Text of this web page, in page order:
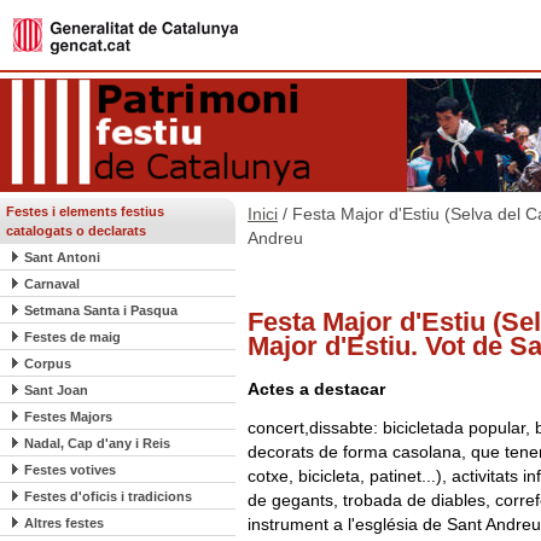
Festes i elements festius
catalogats o declarats
Sant Antoni
Carnaval
Setmana Santa i Pasqua
Festes de maig
Corpus
Sant Joan
Festes Majors
Nadal, Cap d'any i Reis
Festes votives
Festes d'oficis i tradicions
Altres festes
Inici / Festa Major d'Estiu (Selva del
Andreu
Festa Major d'Estiu
Major d'Estiu. Vot de
Actes a destacar
concert,dissabte: bicicletada popular,
decorats de forma casolana, que
cotxe, bicicleta, patinet...), activitats
de gegants, trobada de diables,
instrument a l'església de Sant